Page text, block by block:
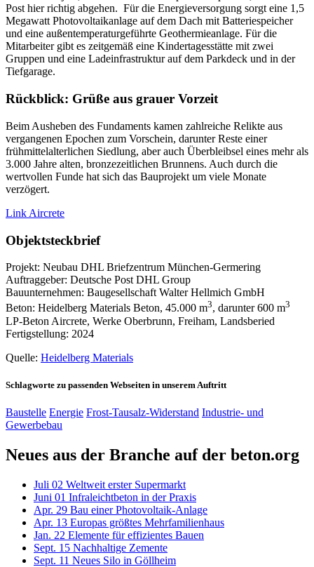
Post hier richtig abgehen. Für die Energieversorgung sorgt eine 1,5
Megawatt Photovoltaikanlage auf dem Dach mit Batteriespeicher
und eine außentemperaturgeführte Geothermieanlage. Für die
Mitarbeiter gibt es zeitgemäß eine Kindertagesstätte mit zwei
Gruppen und eine Ladeinfrastruktur auf dem Parkdeck und in der
Tiefgarage.
Rückblick: Grüße aus grauer Vorzeit
Beim Ausheben des Fundaments kamen zahlreiche Relikte aus
vergangenen Epochen zum Vorschein, darunter Reste einer
frühmittelalterlichen Siedlung, aber auch Überbleibsel eines mehr als
3.000 Jahre alten, bronzezeitlichen Brunnens. Auch durch die
wertvollen Funde hat sich das Bauprojekt um viele Monate
verzögert.
Link Aircrete
Objektsteckbrief
Projekt: Neubau DHL Briefzentrum München-Germering
Auftraggeber: Deutsche Post DHL Group
Bauunternehmen: Baugesellschaft Walter Hellmich GmbH
Beton: Heidelberg Materials Beton, 45.000 m3, darunter 600 m3
LP-Beton Aircrete, Werke Oberbrunn, Freiham, Landsberied
Fertigstellung: 2024
Quelle: Heidelberg Materials
Schlagworte zu passenden Webseiten in unserem Auftritt
Baustelle Energie Frost-Tausalz-Widerstand Industrie- und
Gewerbebau
Neues aus der Branche auf der beton.org
Juli 02 Weltweit erster Supermarkt
Juni 01 Infraleichtbeton in der Praxis
Apr. 29 Bau einer Photovoltaik-Anlage
Apr. 13 Europas größtes Mehrfamilienhaus
Jan. 22 Elemente für effizientes Bauen
Sept. 15 Nachhaltige Zemente
Sept. 11 Neues Silo in Göllheim